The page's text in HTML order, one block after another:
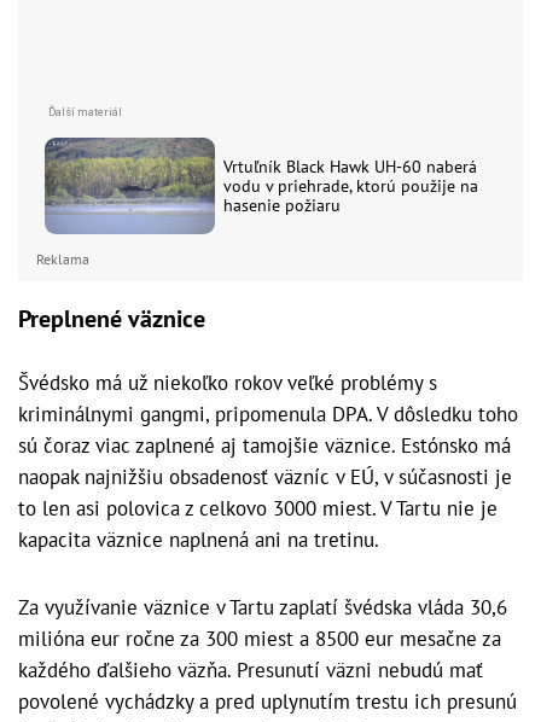
Vrtuľník Black Hawk UH-60 naberá
vodu v priehrade, ktorú použije na
hasenie požiaru
Reklama
Preplnené väznice
Švédsko má už niekoľko rokov veľké problémy s
kriminálnymi gangmi, pripomenula DPA. V dôsledku toho
sú čoraz viac zaplnené aj tamojšie väznice. Estónsko má
naopak najnižšiu obsadenosť väzníc v EÚ, v súčasnosti je
to len asi polovica z celkovo 3000 miest. V Tartu nie je
kapacita väznice naplnená ani na tretinu.
Za využívanie väznice v Tartu zaplatí švédska vláda 30,6
milióna eur ročne za 300 miest a 8500 eur mesačne za
každého ďalšieho väzňa. Presunutí väzni nebudú mať
povolené vychádzky a pred uplynutím trestu ich presunú